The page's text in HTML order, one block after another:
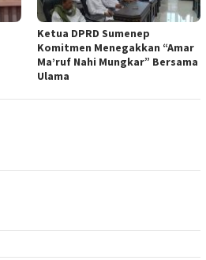
Ketua DPRD Sumenep
Komitmen Menegakkan “Amar
Ma’ruf Nahi Mungkar” Bersama
Ulama